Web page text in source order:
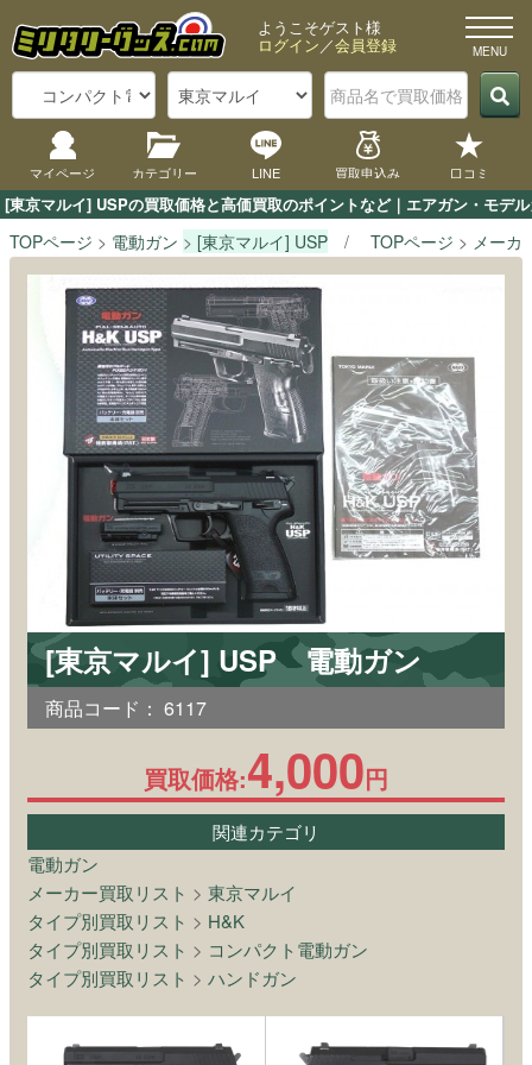
[東京マルイ] USPの買取価格と高価買取のポイントなど｜エアガン・モデ
ようこそゲスト様
ログイン／会員登録
マイページ カテゴリー LINE 買取申込み 口コミ
TOPページ 電動ガン [東京マルイ] USP TOPページ メーカ
[東京マルイ] USP 電動ガン
商品コード： 6117
買取価格:4,000円
関連カテゴリ
電動ガン
メーカー買取リスト > 東京マルイ
タイプ別買取リスト > H&K
タイプ別買取リスト > コンパクト電動ガン
タイプ別買取リスト > ハンドガン